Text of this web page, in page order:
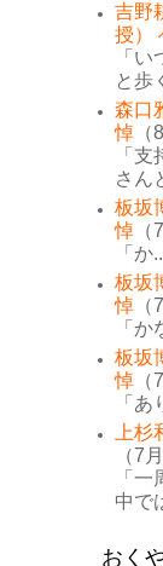
吉野
授）
「
と歩
森口
悼 （
「
さん
板坂
悼
「か
板坂
悼
「か
板坂
悼
「
上
（7
「
中で
おく